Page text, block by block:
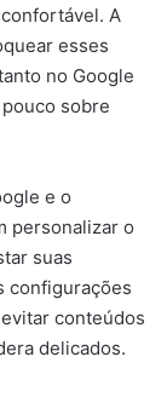
A
esses
no Google
sobre
e o
personalizar o
suas
configurações
conteúdos
delicados.